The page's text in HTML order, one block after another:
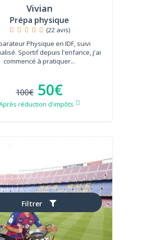
Filtrer
Vivian
Prépa physique
(22 avis)
Physique en IDF, suivi
Sportif depuis l'enfance, j'ai
commencé à pratiquer...
100€ 50€
réduction d'impôts